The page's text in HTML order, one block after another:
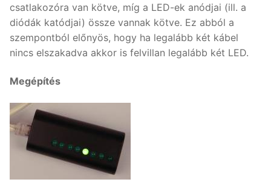
csatlakozóra van kötve, míg a LED-ek anódjai (ill. a
diódák katódjai) össze vannak kötve. Ez abból a
szempontból előnyös, hogy ha legalább két kábel
nincs elszakadva akkor is felvillan legalább két LED.
Megépítés